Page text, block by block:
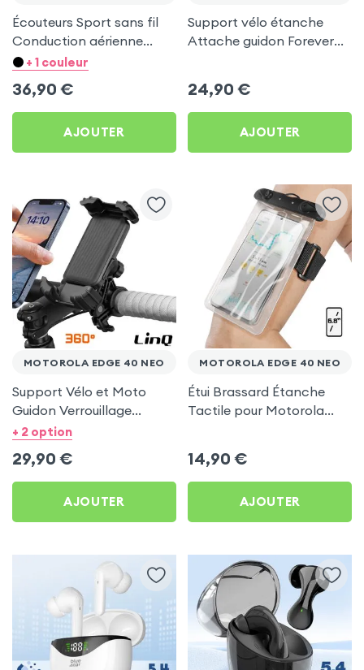
Écouteurs Sport sans fil
Conduction aérienne
Swissten Run Beige pour
+ 1 couleur
36,90 €
AJOUTER
Support vélo étanche
Attache guidon Forever
24,90 €
AJOUTER
MOTOROLA EDGE 40 NEO
Support Vélo et Moto
Guidon Verrouillage
Automatique - LinQ pour
+ 2 option
29,90 €
AJOUTER
MOTOROLA EDGE 40 NEO
Étui Brassard Étanche
Tactile pour Motorola
14,90 €
AJOUTER